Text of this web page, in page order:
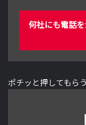
何社にも電話
ポチッと押してもら